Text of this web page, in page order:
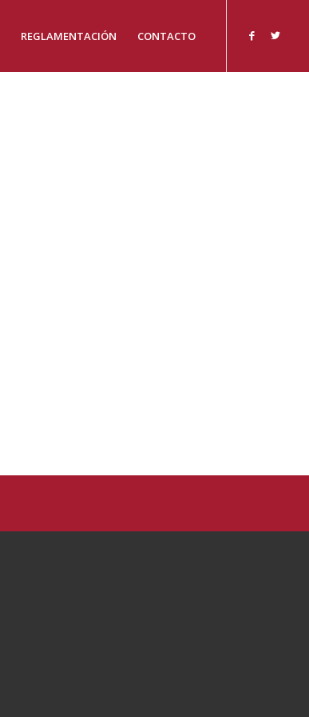
REGLAMENTACIÓN CONTACTO